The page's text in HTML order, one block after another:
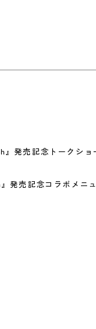
発売記念トークショ
発売記念コラボメニ